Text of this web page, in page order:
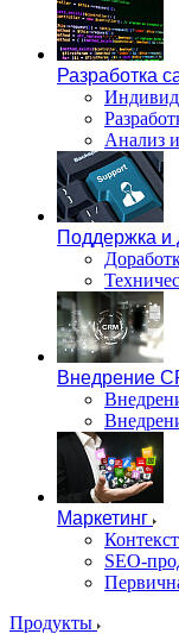
Разработка
Анализ
Поддержка и
Внедрение
Маркетинг
SEO-
Продукты